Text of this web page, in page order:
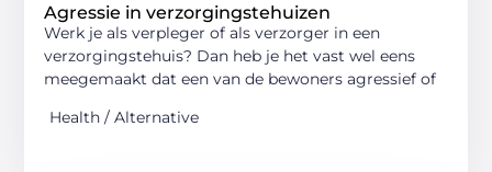
Agressie in verzorgingstehuizen
Werk je als verpleger of als verzorger in een
verzorgingstehuis? Dan heb je het vast wel eens
meegemaakt dat een van de bewoners agressief of
Health / Alternative